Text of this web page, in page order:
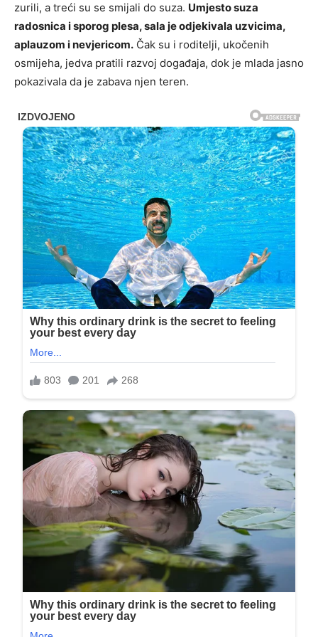
zurili, a treći su se smijali do suza. Umjesto suza
radosnica i sporog plesa, sala je odjekivala uzvicima,
aplauzom i nevjericom. Čak su i roditelji, ukočenih
osmijeha, jedva pratili razvoj događaja, dok je mlada jasno
pokazivala da je zabava njen teren.